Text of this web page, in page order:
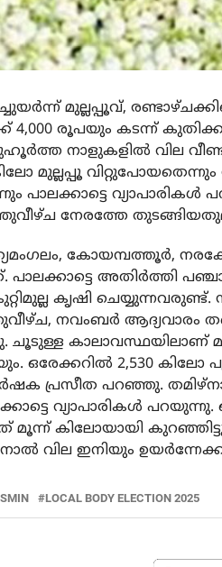
മുല്ലപ്പൂവ്,
4,000 രൂപയും കടന്ന്
നാളുകളില്‍ വില
മുല്ലപ്പൂ വിറ്റുപോയതെന്നും
പാലക്കാട്ടെ വ്യാപാരികള്‍
നേരത്തേ
കോയമ്പത്തൂര്‍,
പാലക്കാട്ടെ അതിര്‍ത്തി
കുറ്റിമുല്ല കൃഷി
നവംബര്‍ ആദ്യവാരം
കാലാവസ്ഥയിലാണ്
ഒരേക്കറില്‍ 2,530 കിലോ
കർഷക പ്രസീത പറഞ്ഞു.
വ്യാപാരികള്‍
മൂന്ന് കിലോയായി
വില ഇനിയും
LOCAL BODY ELECTION 2025